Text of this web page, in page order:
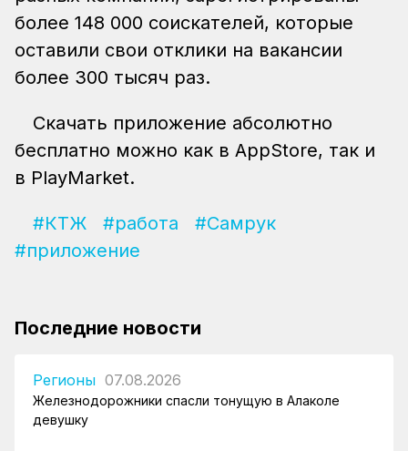
более 148 000 соискателей, которые
оставили свои отклики на вакансии
более 300 тысяч раз.
Скачать приложение абсолютно
бесплатно можно как в AppStore, так и
в PlayMarket.
#КТЖ #работа
#Самрук
#приложение
Последние новости
Регионы 07.08.2026
Железнодорожники спасли тонущую в Алаколе
девушку